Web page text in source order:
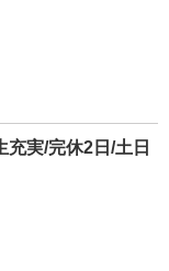
充実/完休2日/土日